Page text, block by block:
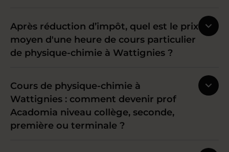
Après réduction d’impôt, quel est le prix
moyen d'une heure de cours particulier
de physique-chimie à Wattignies ?
Cours de physique-chimie à
Wattignies : comment devenir prof
Acadomia niveau collège, seconde,
première ou terminale ?